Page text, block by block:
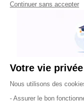
Continuer sans accepter
Votre vie
Plateforme de
Nous utilisons des
- Assurer le bon
pour maximiser
académique et
Bureau FIGS
Lot 200 AT
+261 38 11 581 82